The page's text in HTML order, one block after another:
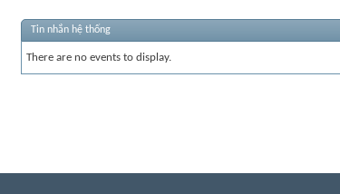
Tin nhắn hệ thống
There are no events to display.